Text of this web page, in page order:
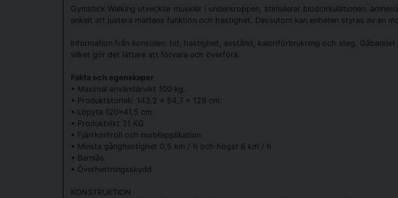
Gymstick Walking utvecklar muskler i underkroppen, stimulerar blodcirkulationen,
enkelt att justera mattans funktion och hastighet. Dessutom kan enheten styras av en
Information från konsolen: tid, hastighet, avstånd, kaloriförbrukning och steg.
vilket gör det lättare att förvara och överföra.
Fakta och egenskaper
• Maximal användarvikt 100 kg.
• Produktstorlek: 143,2 x 54,7 x 129 cm.
• Löpyta 120x41,5 cm
• Produktvikt 31 KG
• Fjärrkontroll och mobilapplikation
• Minsta gånghastighet 0,5 km / h och högst 6 km / h
• Barnlås
• Överhettningsskydd
KONSTRUKTION